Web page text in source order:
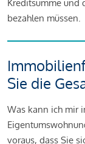
Kreditsumme und
bezahlen müssen.
Sie die
Was kann ich mir
voraus, dass Sie